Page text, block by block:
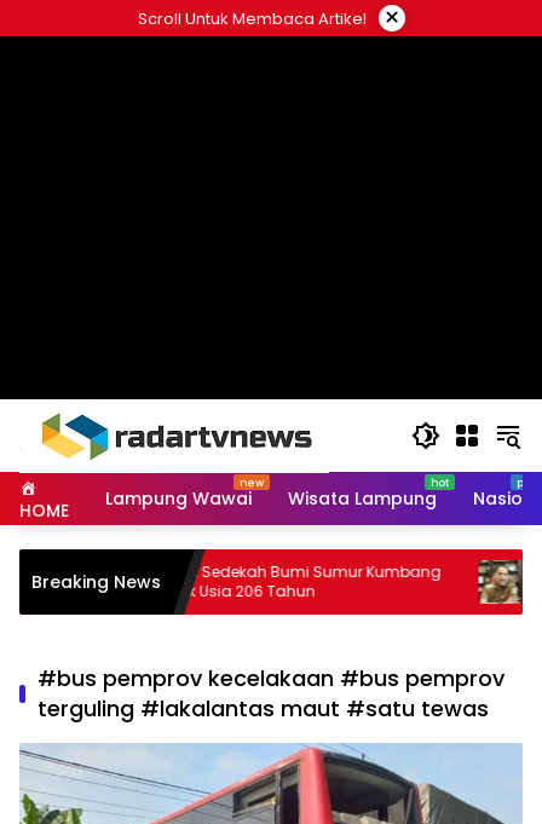
to
Scroll Untuk Membaca Artikel ×
HOME Lampung Wawai Wisata Lampung
Breaking News
Tradisi Sedekah Bumi Sumur Kumbang
Masuk Usia 206 Tahun
29 Peserta
Lampung
#bus pemprov kecelakaan #bus pemprov
terguling #lakalantas maut #satu tewas